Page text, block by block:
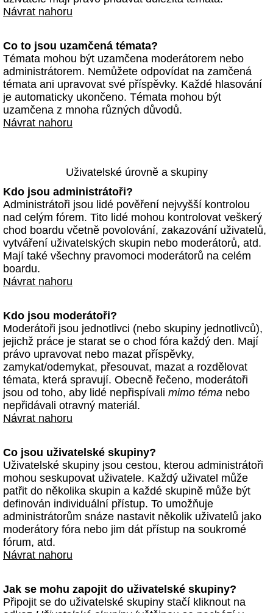
Návrat nahoru
Co to jsou uzamčená témata?
Témata mohou být uzamčena moderátorem nebo
administrátorem. Nemůžete odpovídat na zamčená
témata ani upravovat své příspěvky. Každé hlasování
je automaticky ukončeno. Témata mohou být
uzamčena z mnoha různých důvodů.
Návrat nahoru
Uživatelské úrovně a skupiny
Kdo jsou administrátoři?
Administrátoři jsou lidé pověření nejvyšší kontrolou
nad celým fórem. Tito lidé mohou kontrolovat veškerý
chod boardu včetně povolování, zakazování uživatelů,
vytváření uživatelských skupin nebo moderátorů, atd.
Mají také všechny pravomoci moderátorů na celém
boardu.
Návrat nahoru
Kdo jsou moderátoři?
Moderátoři jsou jednotlivci (nebo skupiny jednotlivců),
jejichž práce je starat se o chod fóra každý den. Mají
právo upravovat nebo mazat příspěvky,
zamykat/odemykat, přesouvat, mazat a rozdělovat
témata, která spravují. Obecně řečeno, moderátoři
jsou od toho, aby lidé nepřispívali mimo téma nebo
nepřidávali otravný materiál.
Návrat nahoru
Co jsou uživatelské skupiny?
Uživatelské skupiny jsou cestou, kterou administrátoři
mohou seskupovat uživatele. Každý uživatel může
patřit do několika skupin a každé skupině může být
definován individuální přístup. To umožňuje
administrátorům snáze nastavit několik uživatelů jako
moderátory fóra nebo jim dát přístup na soukromé
fórum, atd.
Návrat nahoru
Jak se mohu zapojit do uživatelské skupiny?
Připojit se do uživatelské skupiny stačí kliknout na